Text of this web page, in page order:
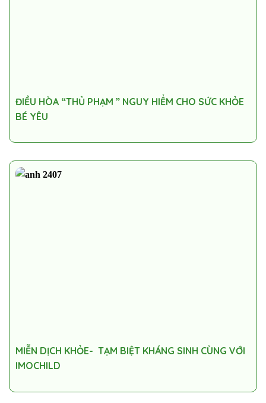
ĐIỀU HÒA “THỦ PHẠM ” NGUY HIỂM CHO SỨC KHỎE
BÉ YÊU
MIỄN DỊCH KHỎE- TẠM BIỆT KHÁNG SINH CÙNG VỚI
IMOCHILD